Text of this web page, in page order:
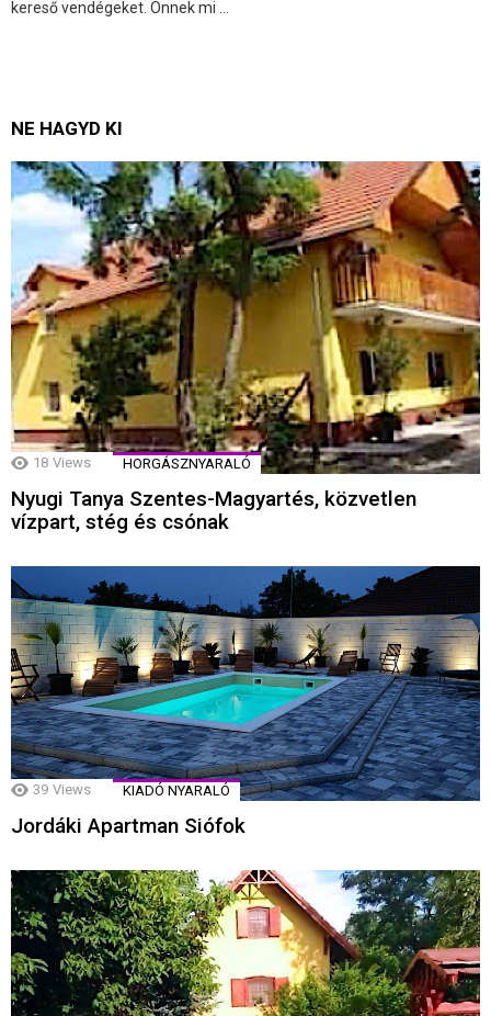
kereső vendégeket. Önnek mi ...
NE HAGYD KI
18 Views HORGÁSZNYARALÓ
Nyugi Tanya Szentes-Magyartés, közvetlen
vízpart, stég és csónak
39 Views KIADÓ NYARALÓ
Jordáki Apartman Siófok